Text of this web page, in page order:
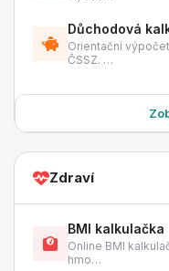
Důchodová
Orientační
ČSSZ. …
Zdraví
BMI kalkulačka
Online BMI
hmo…